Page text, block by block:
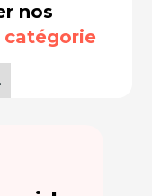
nos
catégorie